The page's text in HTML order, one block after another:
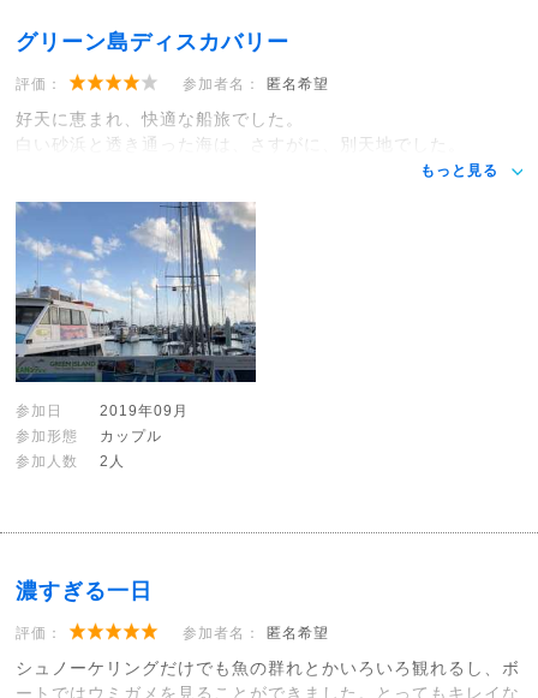
グリーン島ディスカバリー
評価： 参加者名： 匿名希望
好天に恵まれ、快適な船旅でした。
白い砂浜と透き通った海は、さすがに、別天地でした。
もっと見る
参加日
2019年09月
参加形態
カップル
参加人数
2人
濃すぎる一日
評価： 参加者名： 匿名希望
シュノーケリングだけでも魚の群れとかいろいろ観れるし、ボ
ートではウミガメを見ることができました。とってもキレイな